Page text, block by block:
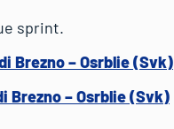
sprint.
Brezno – Osrblie (Svk)
Brezno – Osrblie (Svk)